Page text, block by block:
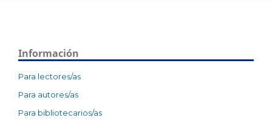
Información
Para lectores/as
Para autores/as
Para bibliotecarios/as